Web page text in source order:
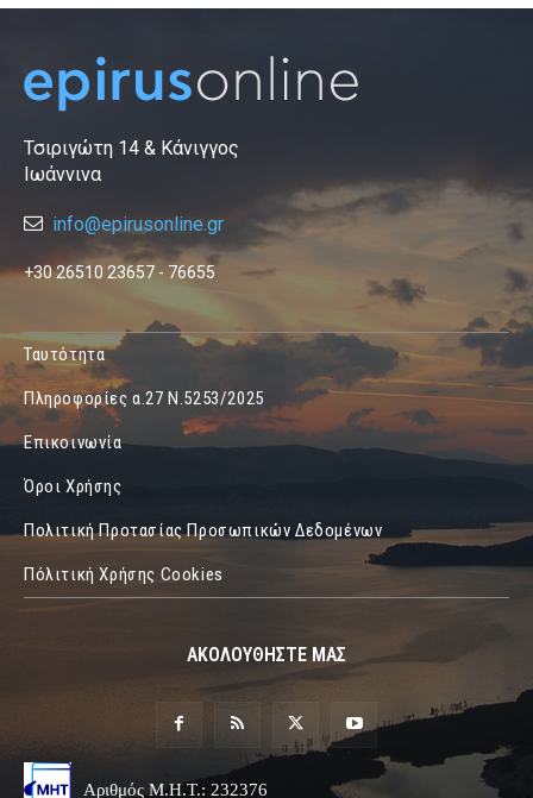
Τσιριγώτη 14 & Κάνιγγος
Ιωάννινα
info@epirusonline.gr
+30 26510 23657 - 76655
Ταυτότητα
Πληροφορίες α.27 Ν.5253/2025
Επικοινωνία
Όροι Χρήσης
Πολιτική Προτασίας Προσωπικών Δεδομένων
Πόλιτική Χρήσης Cookies
ΑΚΟΛΟΥΘΗΣΤΕ ΜΑΣ
Αριθμός Μ.Η.Τ.: 232376